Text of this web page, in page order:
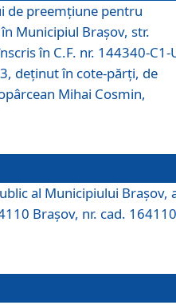
de preemţiune pentru
Municipiul Braşov, str.
în C.F. nr. 144340-C1-
deținut în cote-părți, de
Mihai Cosmin,
al Municipiului Braşov,
Brașov, nr. cad.